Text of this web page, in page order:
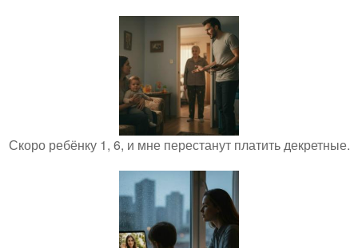
Скоро ребёнку 1, 6, и мне перестанут платить декретные.